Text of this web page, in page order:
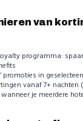
van
programma:
promoties in
vanaf 7+ nachten
je meerdere